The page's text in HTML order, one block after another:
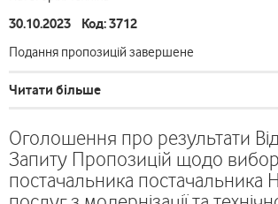
30.10.2023 Код: 3712
Подання пропозицій завершене
Читати більше
Оголошення про результати
Запиту Пропозицій щодо
постачальника постачальника